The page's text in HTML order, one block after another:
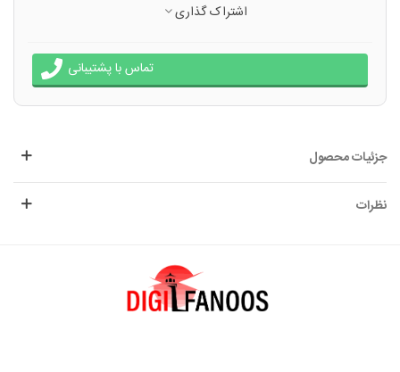
اشتراک گذاری
تماس با پشتیبانی
جزئیات محصول
نظرات